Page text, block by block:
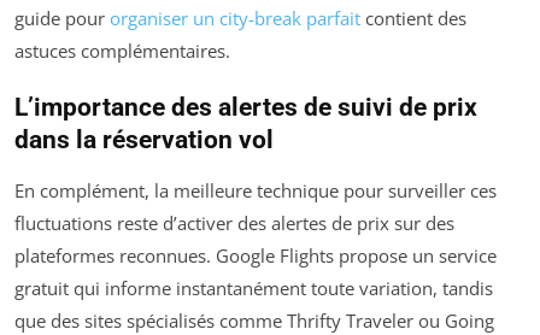
guide pour organiser un city-break parfait contient des
astuces complémentaires.
L’importance des alertes de suivi de prix
dans la réservation vol
En complément, la meilleure technique pour surveiller ces
fluctuations reste d’activer des alertes de prix sur des
plateformes reconnues. Google Flights propose un service
gratuit qui informe instantanément toute variation, tandis
que des sites spécialisés comme Thrifty Traveler ou Going